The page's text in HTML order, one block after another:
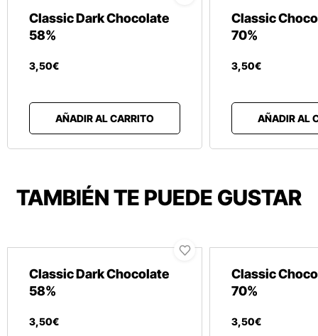
Classic Dark Chocolate
58%
3,50€
AÑADIR AL CARRITO
Classic
70%
3,50€
AÑADIR AL
TAMBIÉN TE PUEDE GUSTAR
Classic Dark Chocolate
58%
3,50€
Classic
70%
3,50€